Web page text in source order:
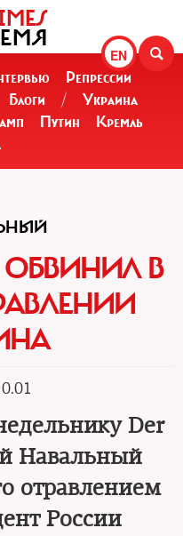
EN
Репрессии
Блоги /
Украина
Путин
Кремль
В
Der
Навальный
отравлением
России